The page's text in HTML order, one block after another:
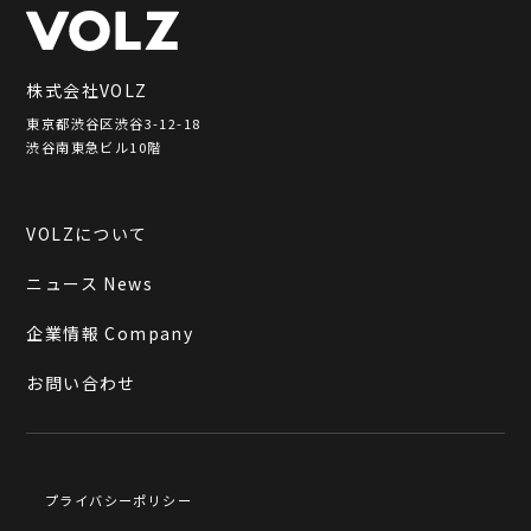
株式会社VOLZ
東京都渋谷区渋谷3-12-18
渋谷南東急ビル10階
VOLZについて
ニュース News
企業情報 Company
お問い合わせ
プライバシーポリシー